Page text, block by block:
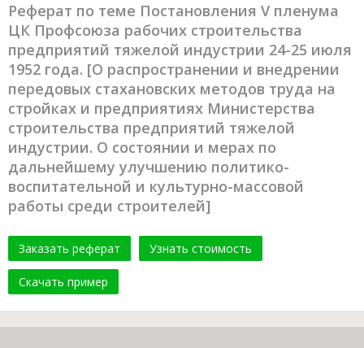
Реферат по теме Постановления V пленума
ЦК Профсоюза рабочих строительства
предприятий тяжелой индустрии 24-25 июля
1952 года. [О распространении и внедрении
передовых стахановских методов труда на
стройках и предприятиях Министерства
строительства предприятий тяжелой
индустрии. О состоянии и мерах по
дальнейшему улучшению политико-
воспитательной и культурно-массовой
работы среди строителей]
Заказать реферат Узнать стоимость
Скачать пример